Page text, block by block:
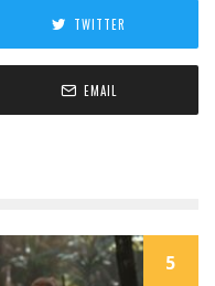
TWITTER
EMAIL
5